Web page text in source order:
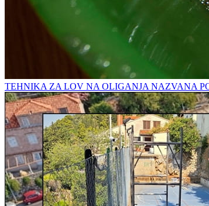
TEHNIKA ZA LOV NA OLIGANJA NAZVANA